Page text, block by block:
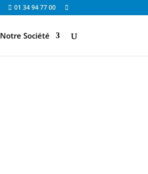
01 34 94 77 00
Notre Société